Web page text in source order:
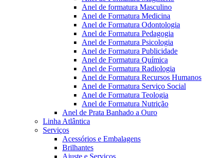
Anel de formatura Masculino
Anel de Formatura Medicina
Anel de Formatura Odontologia
Anel de Formatura Pedagogia
Anel de Formatura Psicologia
Anel de Formatura Publicidade
Anel de Formatura Química
Anel de Formatura Radiologia
Anel de Formatura Recursos Humanos
Anel de Formatura Serviço Social
Anel de Formatura Teologia
Anel de Formatura Nutrição
Anel de Prata Banhado a Ouro
Linha Atlântica
Serviços
Acessórios e Embalagens
Brilhantes
Ajuste e Serviços